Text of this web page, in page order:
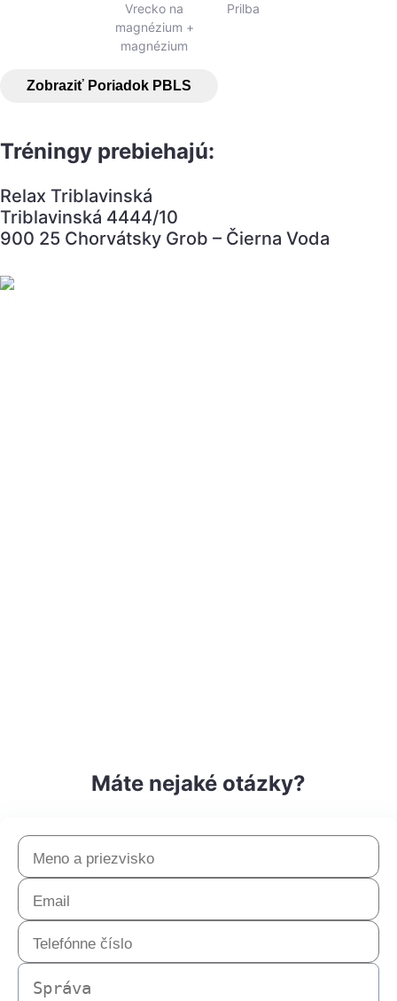
Vrecko na
magnézium +
magnézium
Prilba
Zobraziť Poriadok PBLS
Tréningy prebiehajú:
Relax Triblavinská
Triblavinská 4444/10
900 25 Chorvátsky Grob – Čierna Voda
Máte nejaké otázky?